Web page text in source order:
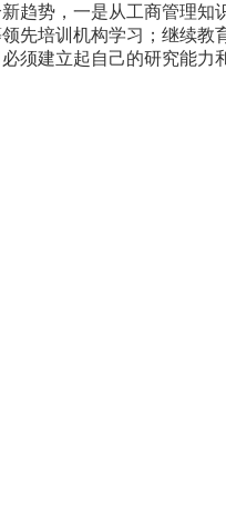
势，一是从工商管理知
先培训机构学习；继续
须建立起自己的研究能